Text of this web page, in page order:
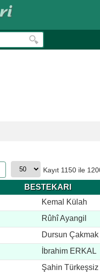
Kayıt 1150 ile
BESTEKARI
Kemal Külah
Rûhî Ayangil
Dursun Çakmak
İbrahim ERKAL
Şahin Türkeşsiz